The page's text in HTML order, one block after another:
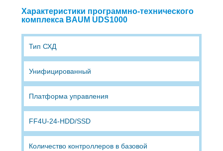
Характеристики программно-технического
комплекса BAUM UDS1000
Тип СХД
Унифицированный
Платформа управления
FF4U-24-HDD/SSD
Количество контроллеров в базовой